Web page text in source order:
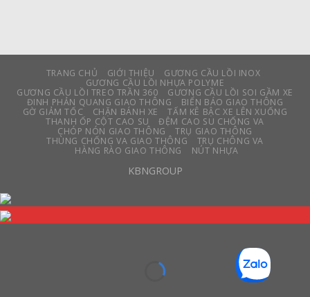
TRANG CHỦ GIỚI THIỆU
GƯƠNG CẦU LỒI INOX
GƯƠNG CẦU LỒI NHỰA POLYME
GƯƠNG CẦU LỒI TREO TRẦN 360
GƯƠNG CẦU LỒI SOI GẦM XE
ĐINH PHẢN QUANG GIAO THÔNG
BIỂN BÁO GIAO THÔNG
GỜ GIẢM TỐC
CHẶN BÁNH XE
TẤM KÊ BẬC XE LÊN XUỐNG
THANH ỐP CỘT CAO SU
ĐỆM CAO SU CHỐNG VA
CHÓP NÓN GIAO THÔNG
TRỤ GIAO THÔNG
THÙNG CHỐNG VA GIAO THÔNG
TRỤ CHÔNG VA
HÀNG RÀO GIAO THÔNG
NÚT NHỰA
KBNGROUP